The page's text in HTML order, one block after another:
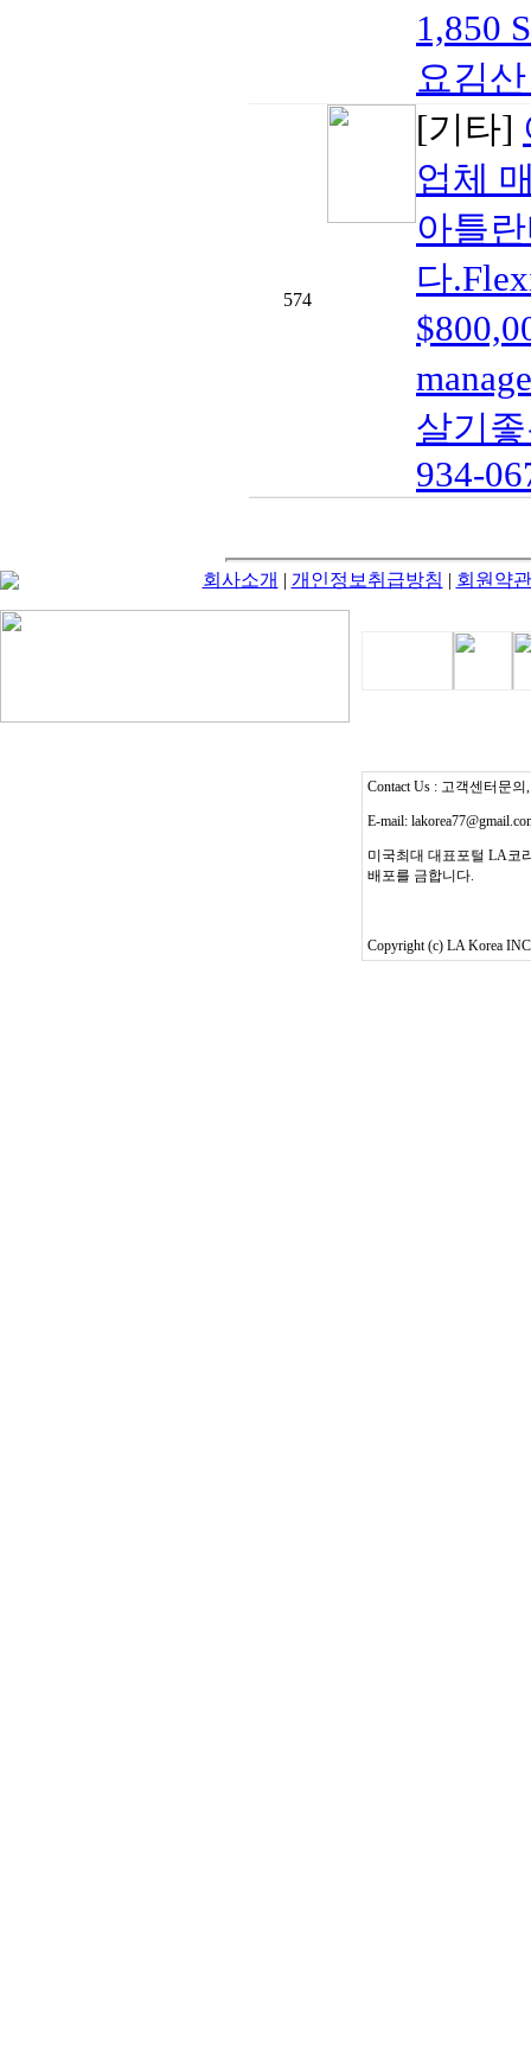
1,850
요김
574
[기타]
업체
아틀
다
살기
934-
회사소개 | 개인정보취급방침 | 회원약관
Contact Us : 고객센터문의
E-mail:
미국최대 대표포털 LA코
배포를 금합니다.
Copyright (c) LA Korea